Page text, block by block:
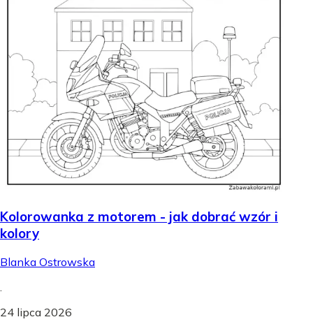
Kolorowanka z motorem - jak dobrać wzór i
kolory
Blanka Ostrowska
24 lipca 2026